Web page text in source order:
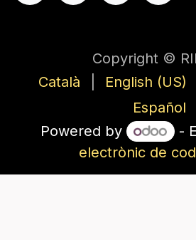
Copyright ©
Català
English (US)
Español
Powered by
-
electrònic de